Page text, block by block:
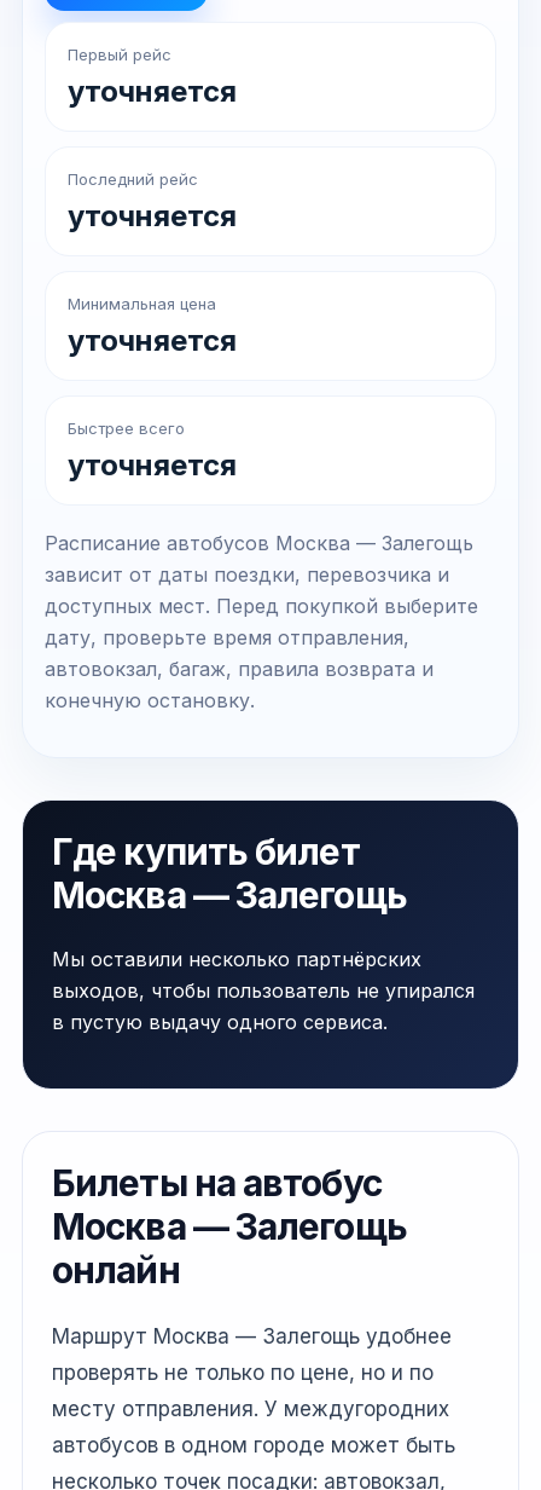
Первый рейс
уточняется
Последний рейс
уточняется
Минимальная цена
уточняется
Быстрее всего
уточняется
Расписание автобусов Москва — Залегощь
зависит от даты поездки, перевозчика и
доступных мест. Перед покупкой выберите
дату, проверьте время отправления,
автовокзал, багаж, правила возврата и
конечную остановку.
Где купить билет
Москва — Залегощь
Мы оставили несколько партнёрских
выходов, чтобы пользователь не упирался
в пустую выдачу одного сервиса.
Билеты на автобус
Москва — Залегощь
онлайн
Маршрут Москва — Залегощь удобнее
проверять не только по цене, но и по
месту отправления. У междугородних
автобусов в одном городе может быть
несколько точек посадки: автовокзал,